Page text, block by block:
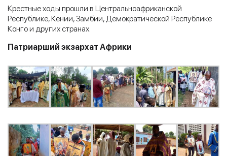
Крестные ходы прошли в Центральноафриканской
Республике, Кении, Замбии, Демократической Республике
Конго и других странах.
Патриарший экзархат Африки